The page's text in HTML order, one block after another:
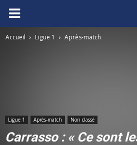
FCGB.net
Accueil Ligue 1 Après-match
Ligue 1 Après-match Non classé
Carrasso : « Ce sont